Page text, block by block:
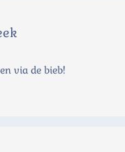
via de bieb!